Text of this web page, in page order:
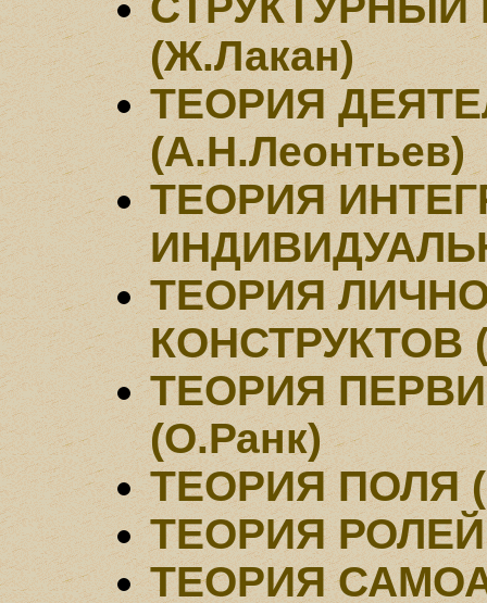
(Ж.Лакан)
ТЕОРИЯ
(А.Н.Леонтьев)
ТЕОРИЯ
ТЕОРИЯ
КОНСТРУКТОВ
ТЕОРИЯ
(О.Ранк)
ТЕОРИЯ ПОЛЯ
ТЕОРИЯ РОЛЕЙ
ТЕОРИЯ